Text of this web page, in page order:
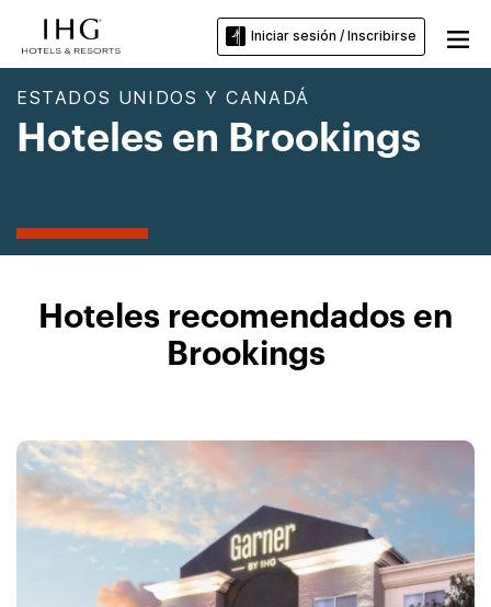
Iniciar sesión / Inscribirse
ESTADOS UNIDOS Y CANADÁ
Hoteles en Brookings
Hoteles recomendados en
Brookings